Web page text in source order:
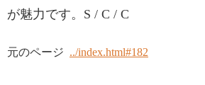
が魅力です。S / C / C
元のページ ../index.html#182